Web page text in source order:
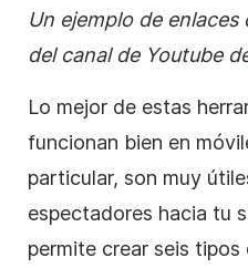
Un ejemplo de enlaces
del canal de Youtube
Lo mejor de estas
funcionan bien en
particular, son muy
espectadores hacia tu
permite crear seis tipos